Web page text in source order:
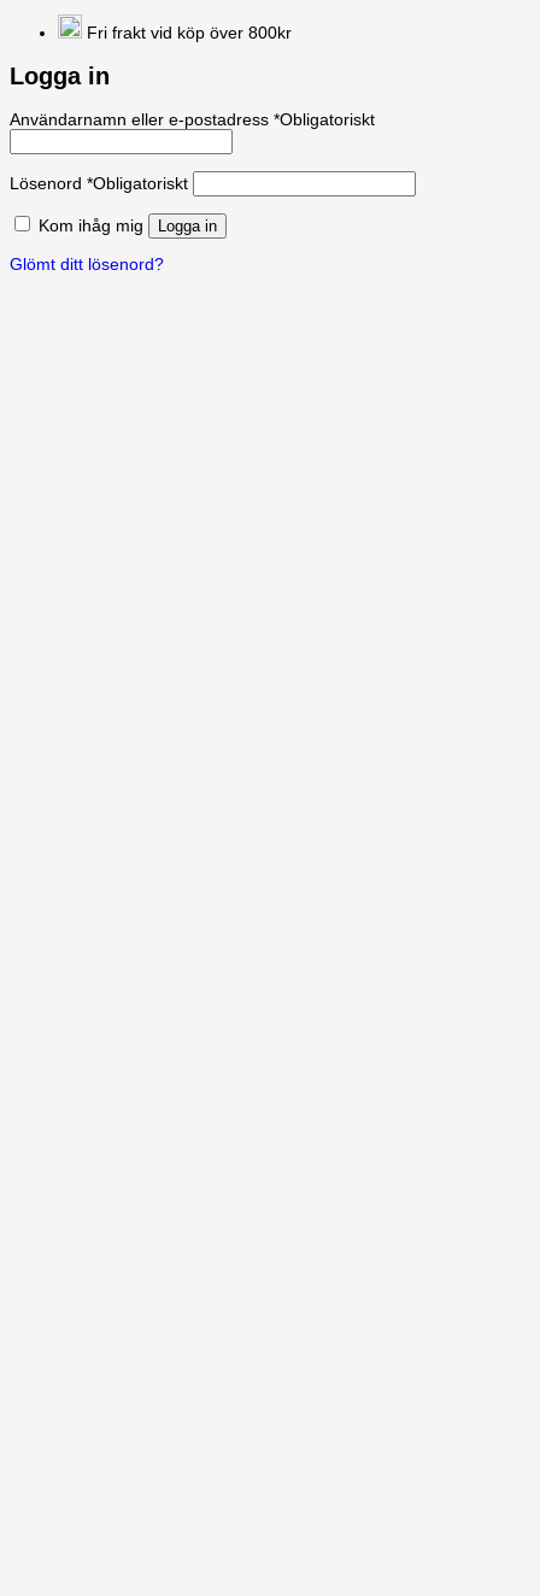
Fri frakt vid köp över 800kr
Logga in
Användarnamn eller e-postadress *Obligatoriskt
Lösenord *Obligatoriskt
Kom ihåg mig Logga in
Glömt ditt lösenord?